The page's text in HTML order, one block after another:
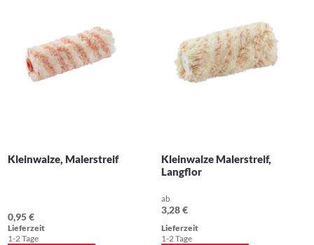
Kleinwalze, Malerstreif
0,95 €
Lieferzeit
1-2 Tage
Kleinwalze Malerstreif,
Langflor
ab
3,28 €
Lieferzeit
1-2 Tage